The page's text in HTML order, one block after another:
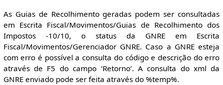
As Guias de Recolhimento geradas podem ser consultadas
em Escrita Fiscal/Movimentos/Guias de Recolhimento dos
Impostos -10/10, o status da GNRE em Escrita
Fiscal/Movimentos/Gerenciador GNRE. Caso a GNRE esteja
com erro é possível a consulta do código e descrição do erro
através de F5 do campo ‘Retorno’. A consulta do xml da
GNRE enviado pode ser feita através do %temp%.